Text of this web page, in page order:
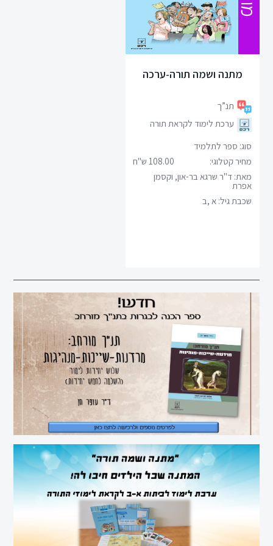
ספרות
תנ”ך
מתמטיקה
גיאוגרפיה
פסיכולוגיה
אזרחות
היסטוריה
ומורשתו
סוציולוגיה
ביולוגיה
כימיה
פיזיקה
תיאטרון
אנגלית
מתנה ושמה תורה-ערכה
תנ”ך
ערכת לימוד לקראת תורה
סוג: ספר לתלמיד
מחיר קטלוגי:
108.00 ש"ח
מאת: ד"ר שרגא בר-און, וקסמן
אפרת
שכבת גיל: א ,ב